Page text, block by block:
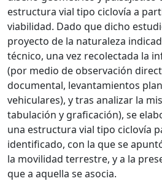
estructura vial tipo ciclovía a
viabilidad. Dado que dicho
proyecto de la naturaleza
técnico, una vez recolectada la
(por medio de observación
documental, levantamientos
vehiculares), y tras analizar la
tabulación y graficación), se
una estructura vial tipo ciclovía
identificado, con la que se
la movilidad terrestre, y a la
que a aquella se asocia.